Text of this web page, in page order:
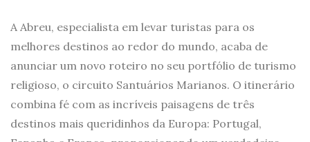
A Abreu, especialista em levar turistas para os
melhores destinos ao redor do mundo, acaba de
anunciar um novo roteiro no seu portfólio de turismo
religioso, o circuito Santuários Marianos. O itinerário
combina fé com as incríveis paisagens de três
destinos mais queridinhos da Europa: Portugal,